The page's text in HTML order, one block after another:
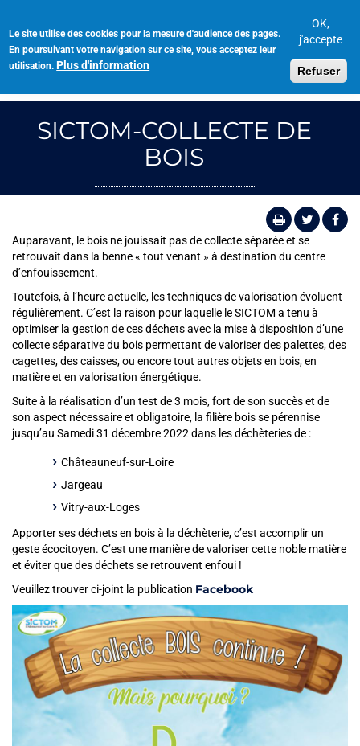
Le site utilise des cookies pour la mesure d'audience des pages.
En poursuivant votre navigation sur ce site, vous acceptez leur
utilisation. Plus d'information
OK,
j'accepte
Refuser
contenu
principal
SICTOM-COLLECTE DE
BOIS
Auparavant, le bois ne jouissait pas de collecte séparée et se
retrouvait dans la benne « tout venant » à destination du centre
d’enfouissement.
Toutefois, à l’heure actuelle, les techniques de valorisation évoluent
régulièrement. C’est la raison pour laquelle le SICTOM a tenu à
optimiser la gestion de ces déchets avec la mise à disposition d’une
collecte séparative du bois permettant de valoriser des palettes, des
cagettes, des caisses, ou encore tout autres objets en bois, en
matière et en valorisation énergétique.
Suite à la réalisation d’un test de 3 mois, fort de son succès et de
son aspect nécessaire et obligatoire, la filière bois se pérennise
jusqu’au Samedi 31 décembre 2022 dans les déchèteries de :
Châteauneuf-sur-Loire
Jargeau
Vitry-aux-Loges
Apporter ses déchets en bois à la déchèterie, c’est accomplir un
geste écocitoyen. C’est une manière de valoriser cette noble matière
et éviter que des déchets se retrouvent enfoui !
Veuillez trouver ci-joint la publication Facebook